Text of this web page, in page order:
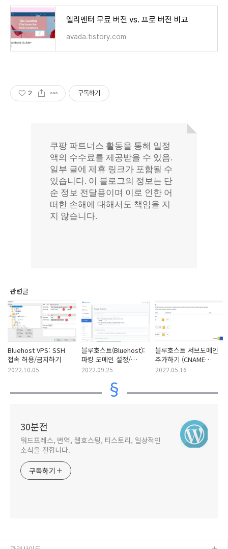
엘리멘터 무료 버전 vs. 프로 버전 비교
avada.tistory.com
2 구독하기
관련글
Bluehost VPS: SSH
접속 허용/금지하기
2022.10.05
블루호스트(Bluehost):
파킹 도메인 설정/
해제하기
2022.09.25
블루호스트 서브도메인
추가하기 (CNAME
레코드)
2022.05.16
30분전
워드프레스, 번역, 웹호스팅, 티스토리, 일상적인
소식을 전합니다.
구독하기